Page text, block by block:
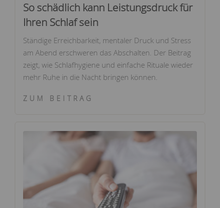
So schädlich kann Leistungsdruck für
Ihren Schlaf sein
Ständige Erreichbarkeit, mentaler Druck und Stress
am Abend erschweren das Abschalten. Der Beitrag
zeigt, wie Schlafhygiene und einfache Rituale wieder
mehr Ruhe in die Nacht bringen können.
ZUM BEITRAG